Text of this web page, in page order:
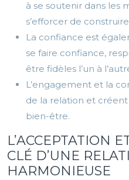
à se soutenir dans les
s’efforcer de
La confiance est
se faire confiance,
être fidèles l’un à
L’engagement et la
de la relation et
bien-être.
L’ACCEPTATION
CLÉ D’UNE
HARMONIEUSE